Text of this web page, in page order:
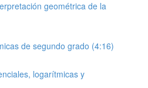
geométrica de la
de segundo grado (4:16)
logarítmicas y